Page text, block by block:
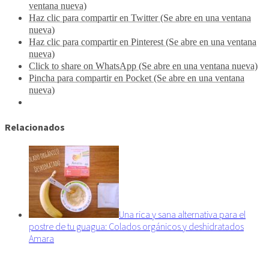
ventana nueva)
Haz clic para compartir en Twitter (Se abre en una ventana
nueva)
Haz clic para compartir en Pinterest (Se abre en una ventana
nueva)
Click to share on WhatsApp (Se abre en una ventana nueva)
Pincha para compartir en Pocket (Se abre en una ventana
nueva)
Relacionados
Una rica y sana alternativa para el
postre de tu guagua: Colados orgánicos y deshidratados
Amara